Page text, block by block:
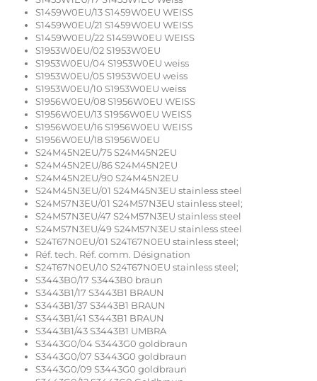
S1459W0EU/13 S1459W0EU WEISS
S1459W0EU/21 S1459W0EU WEISS
S1459W0EU/22 S1459W0EU WEISS
S1953W0EU/02 S1953W0EU
S1953W0EU/04 S1953W0EU weiss
S1953W0EU/05 S1953W0EU weiss
S1953W0EU/10 S1953W0EU weiss
S1956W0EU/08 S1956W0EU WEISS
S1956W0EU/13 S1956W0EU WEISS
S1956W0EU/16 S1956W0EU WEISS
S1956W0EU/18 S1956W0EU
S24M45N2EU/75 S24M45N2EU
S24M45N2EU/86 S24M45N2EU
S24M45N2EU/90 S24M45N2EU
S24M45N3EU/01 S24M45N3EU stainless steel
S24M57N3EU/01 S24M57N3EU stainless steel;
S24M57N3EU/47 S24M57N3EU stainless steel
S24M57N3EU/49 S24M57N3EU stainless steel
S24T67N0EU/01 S24T67N0EU stainless steel;
Réf. tech. Réf. comm. Désignation
S24T67N0EU/10 S24T67N0EU stainless steel;
S3443B0/17 S3443B0 braun
S3443B1/17 S3443B1 BRAUN
S3443B1/37 S3443B1 BRAUN
S3443B1/41 S3443B1 BRAUN
S3443B1/43 S3443B1 UMBRA
S3443G0/04 S3443G0 goldbraun
S3443G0/07 S3443G0 goldbraun
S3443G0/09 S3443G0 goldbraun